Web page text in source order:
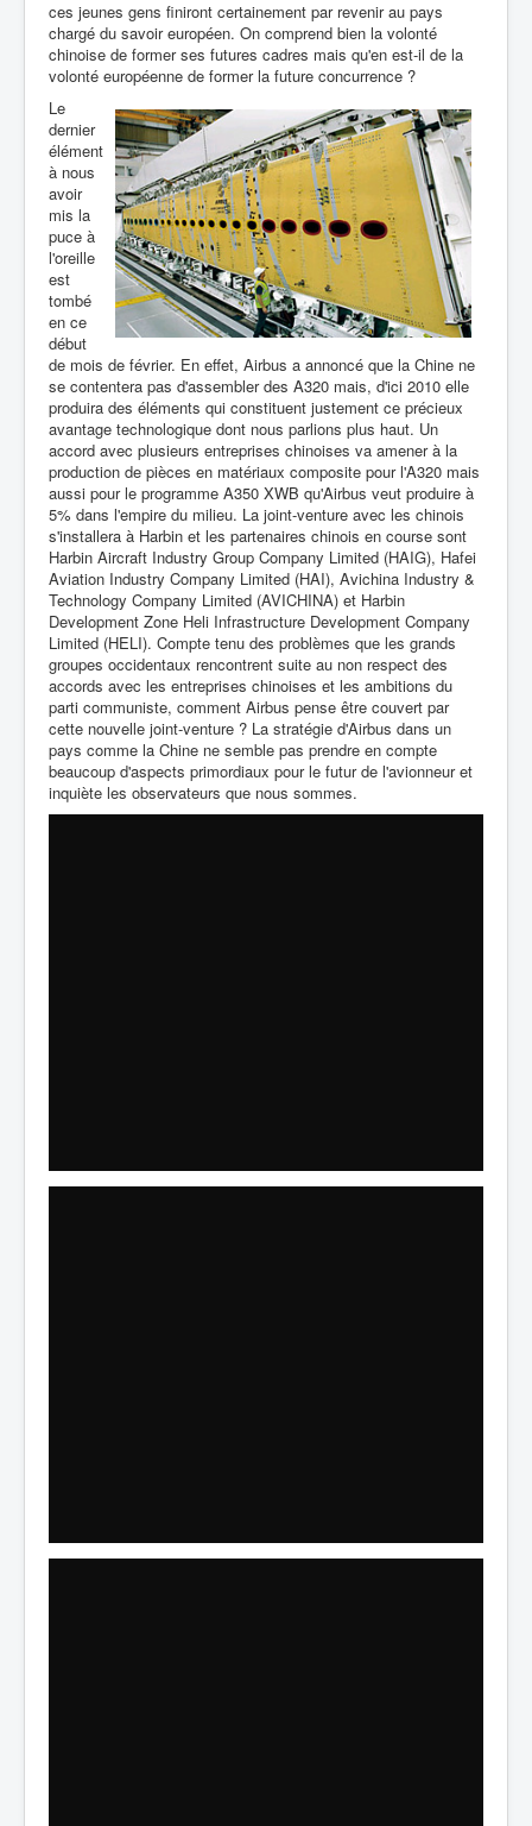
ces jeunes gens finiront certainement par revenir au pays
chargé du savoir européen. On comprend bien la volonté
chinoise de former ses futures cadres mais qu'en est-il de la
volonté européenne de former la future concurrence ?
Le
dernier
élément
à nous
avoir
mis la
puce à
l'oreille
est
tombé
en ce
début
de mois de février. En effet, Airbus a annoncé que la Chine ne
se contentera pas d'assembler des A320 mais, d'ici 2010 elle
produira des éléments qui constituent justement ce précieux
avantage technologique dont nous parlions plus haut. Un
accord avec plusieurs entreprises chinoises va amener à la
production de pièces en matériaux composite pour l'A320 mais
aussi pour le programme A350 XWB qu'Airbus veut produire à
5% dans l'empire du milieu. La joint-venture avec les chinois
s'installera à Harbin et les partenaires chinois en course sont
Harbin Aircraft Industry Group Company Limited (HAIG), Hafei
Aviation Industry Company Limited (HAI), Avichina Industry &
Technology Company Limited (AVICHINA) et Harbin
Development Zone Heli Infrastructure Development Company
Limited (HELI). Compte tenu des problèmes que les grands
groupes occidentaux rencontrent suite au non respect des
accords avec les entreprises chinoises et les ambitions du
parti communiste, comment Airbus pense être couvert par
cette nouvelle joint-venture ? La stratégie d'Airbus dans un
pays comme la Chine ne semble pas prendre en compte
beaucoup d'aspects primordiaux pour le futur de l'avionneur et
inquiète les observateurs que nous sommes.